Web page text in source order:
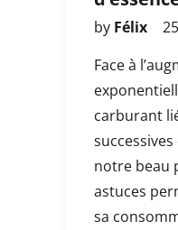
by Félix
Face à
carburant
notre beau
astuces
sa